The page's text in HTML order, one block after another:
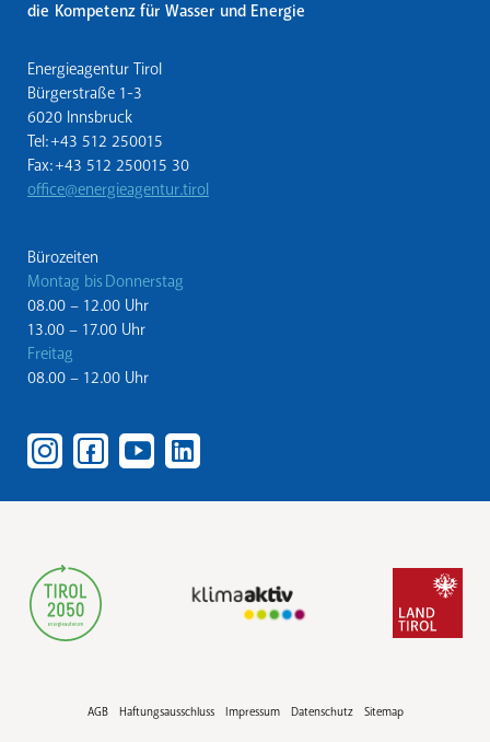
die Kompetenz für Wasser und Energie
Energieagentur Tirol
Bürgerstraße 1-3
6020 Innsbruck
Tel: +43 512 250015
Fax: +43 512 250015 30
office@energieagentur.tirol
Bürozeiten
Montag bis Donnerstag
08.00 – 12.00 Uhr
13.00 – 17.00 Uhr
Freitag
08.00 – 12.00 Uhr
AGB Haftungsausschluss Impressum Datenschutz Sitemap